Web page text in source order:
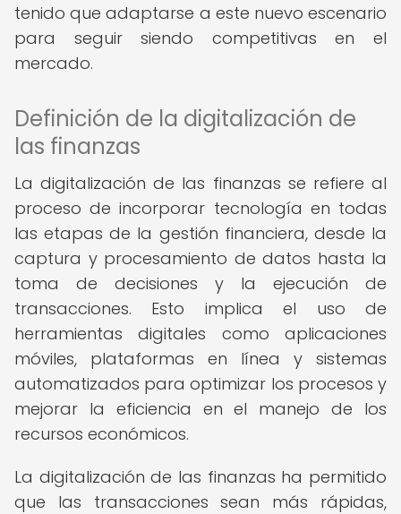
tenido que adaptarse a este nuevo escenario
para seguir siendo competitivas en el
mercado.
Definición de la digitalización de
las finanzas
La digitalización de las finanzas se refiere al
proceso de incorporar tecnología en todas
las etapas de la gestión financiera, desde la
captura y procesamiento de datos hasta la
toma de decisiones y la ejecución de
transacciones. Esto implica el uso de
herramientas digitales como aplicaciones
móviles, plataformas en línea y sistemas
automatizados para optimizar los procesos y
mejorar la eficiencia en el manejo de los
recursos económicos.
La digitalización de las finanzas ha permitido
que las transacciones sean más rápidas,